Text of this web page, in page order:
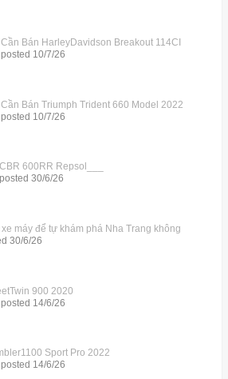
Bán HarleyDavidson Breakout 114CI
10/7/26
Bán Triumph Trident 660 Model 2022
10/7/26
600RR Repsol___
posted 30/6/26
máy để tự khám phá Nha Trang không
30/6/26
900 2020
14/6/26
Sport Pro 2022
14/6/26